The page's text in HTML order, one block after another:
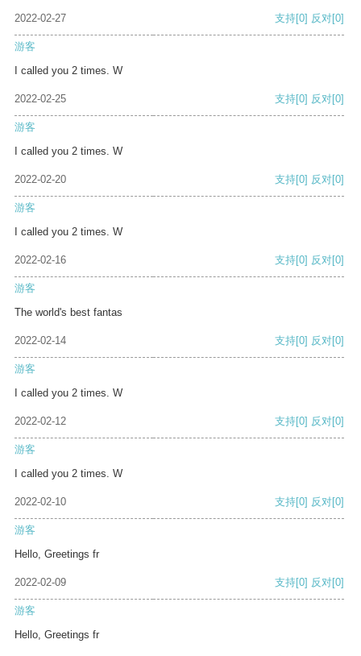
2022-02-27 支持[0] 反对[0]
游客
I called you 2 times. W
2022-02-25 支持[0] 反对[0]
游客
I called you 2 times. W
2022-02-20 支持[0] 反对[0]
游客
I called you 2 times. W
2022-02-16 支持[0] 反对[0]
游客
The world's best fantas
2022-02-14 支持[0] 反对[0]
游客
I called you 2 times. W
2022-02-12 支持[0] 反对[0]
游客
I called you 2 times. W
2022-02-10 支持[0] 反对[0]
游客
Hello, Greetings fr
2022-02-09 支持[0] 反对[0]
游客
Hello, Greetings fr